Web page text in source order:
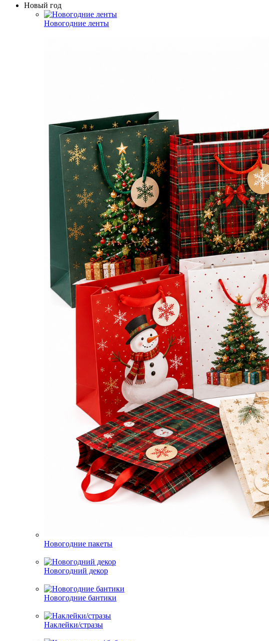
Новый год
Новогодние ленты
Новогодние пакеты
Новогодний декор
Новогодние бантики
Наклейки/стразы